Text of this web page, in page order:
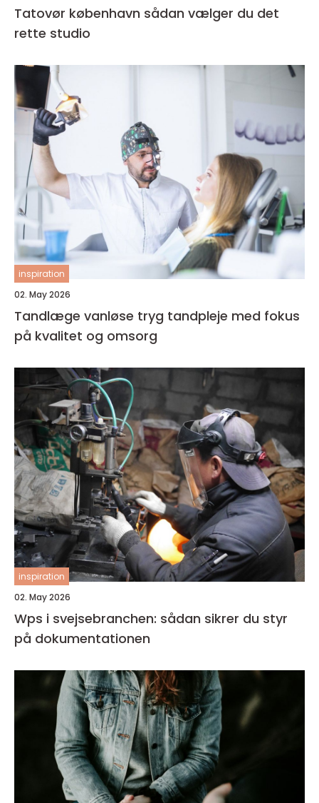
Tatovør københavn sådan vælger du det
rette studio
inspiration
02. May 2026
Tandlæge vanløse tryg tandpleje med fokus
på kvalitet og omsorg
inspiration
02. May 2026
Wps i svejsebranchen: sådan sikrer du styr
på dokumentationen